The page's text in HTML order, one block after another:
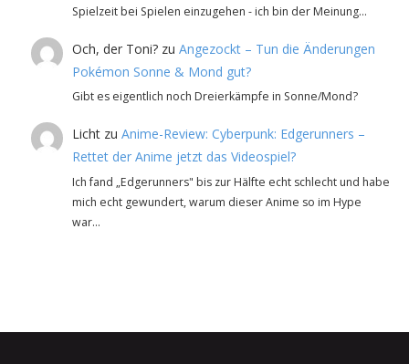
Spielzeit bei Spielen einzugehen - ich bin der Meinung…
Och, der Toni? zuAngezockt – Tun die Änderungen
Pokémon Sonne & Mond gut?
Gibt es eigentlich noch Dreierkämpfe in Sonne/Mond?
Licht zuAnime-Review: Cyberpunk: Edgerunners –
Rettet der Anime jetzt das Videospiel?
Ich fand „Edgerunners" bis zur Hälfte echt schlecht und habe
mich echt gewundert, warum dieser Anime so im Hype
war…